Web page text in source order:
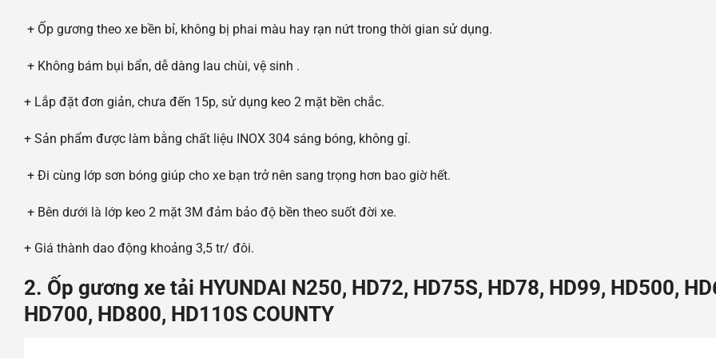
+ Ốp gương theo xe bền bỉ, không bị phai màu hay rạn nứt trong thời gian sử dụng.
+ Không bám bụi bẩn, dễ dàng lau chùi, vệ sinh .
+ Lắp đặt đơn giản, chưa đến 15p, sử dụng keo 2 mặt bền chắc.
+ Sản phẩm được làm bằng chất liệu INOX 304 sáng bóng, không gỉ.
+ Đi cùng lớp sơn bóng giúp cho xe bạn trở nên sang trọng hơn bao giờ hết.
+ Bên dưới là lớp keo 2 mặt 3M đảm bảo độ bền theo suốt đời xe.
+ Giá thành dao động khoảng 3,5 tr/ đôi.
2. Ốp gương xe tải HYUNDAI N250, HD72, HD75S, HD78, HD99, HD500,
HD700, HD800, HD110S COUNTY